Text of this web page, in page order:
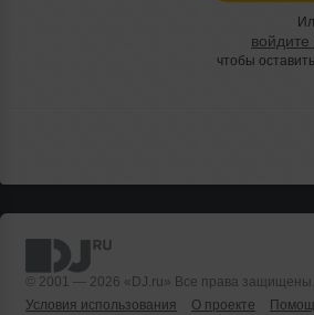
чтобы
© 2001 — 2026 «DJ.ru» Все права защищены.
Условия использования
О проекте